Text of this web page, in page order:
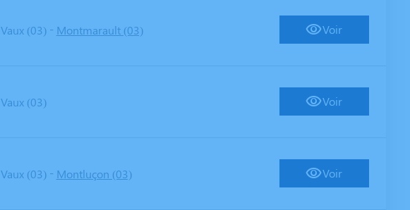
Vaux (03)- Montmarault (03) Voir
Vaux (03) Voir
Vaux (03)- Montluçon (03) Voir